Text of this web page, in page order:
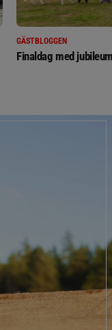
GÄSTBLOGGEN
Finaldag med